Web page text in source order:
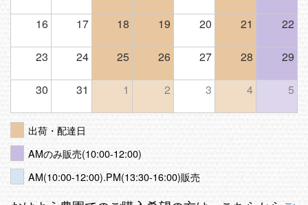
16 17 18 19 20 21 22
23 24 25 26 27 28 29
30 31 1 2 3 4 5
出荷・配達日
AMのみ販売(10:00-12:00)
AM(10:00-12:00).PM(13:30-16:00)販売